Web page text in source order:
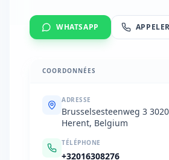
WHATSAPP APPELER
COORDONNÉES
ADRESSE
Brusselsesteenweg 3
Herent, Belgium
TÉLÉPHONE
+32016308276